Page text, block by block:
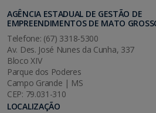
AGÊNCIA ESTADUAL DE GESTÃO DE
EMPREENDIMENTOS DE MATO
Telefone: (67) 3318-5300
Av. Des. José Nunes da Cunha, 337
Bloco XIV
Parque dos Poderes
Campo Grande | MS
CEP: 79.031-310
LOCALIZAÇÃO